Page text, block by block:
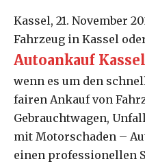
Kassel, 21. November
Fahrzeug in Kassel
Autoankauf Kassel
wenn es um den
fairen Ankauf von
Gebrauchtwagen,
mit Motorschaden –
einen professionellen